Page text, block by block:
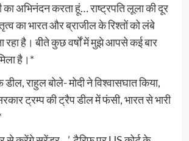
अभिनंदन करता हूं… राष्ट्रपति लूला की दूर
का भारत और ब्राजील के रिश्तों को लंबे
रहा है। बीते कुछ वर्षों में मुझे आपसे कई बार
है।*
राहुल बोले- मोदी ने विश्वासघात किया,
ट्रम्प की ट्रैप डील में फंसी, भारत से भारी